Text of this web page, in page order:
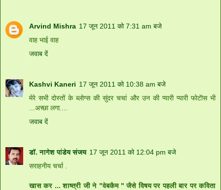
Arvind Mishra 17 जून 2011 को 7:31 am बजे
वाह भाई वाह
जवाब दें
Kashvi Kaneri 17 जून 2011 को 10:38 am बजे
मेरे सभी दोस्तों के ब्लोग्स की सुंदर चर्चा और उन की प्यारी प्यारी फोटॊस भी
...अच्छा लगा....
जवाब दें
डॉ. नागेश पांडेय संजय 17 जून 2011 को 12:04 pm बजे
सराहनीय चर्चा .
खास कर ... शाष्त्री जी ने "वेबकैम " जैसे विषय पर पहली बार पर कविता